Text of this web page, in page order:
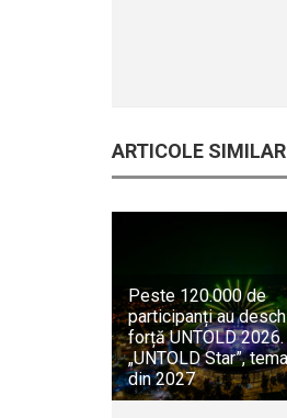
ARTICOLE
Peste 120.000 de
participanți au
forță UNTOLD 2026.
„UNTOLD Star”,
din 2027